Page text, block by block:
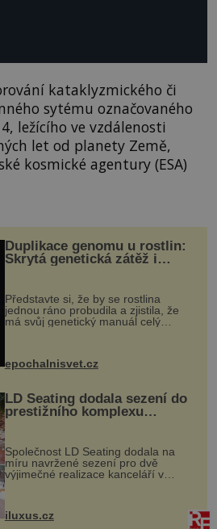
kataklyzmického či
sytému označovaného
ležícího ve vzdálenosti
let od planety Země,
kosmické agentury (ESA)
Duplikace genomu u rostlin:
Skrytá genetická zátěž i
Představte si, že by se rostlina
jednou ráno probudila a zjistila, že
má svůj genetický manuál celý
vstupenka...
epochalnisvet.cz
LD Seating dodala sezení do
prestižního komplexu
MediaCityUK v Salfordu
Společnost LD Seating dodala na
míru navržené sezení pro dvě
výjimečné realizace kanceláří v
areálu MediaCityUK v anglickém
budov Media...
iluxus.cz